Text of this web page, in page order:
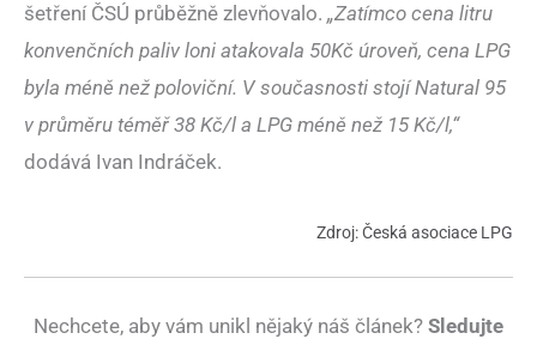
šetření ČSÚ průběžně zlevňovalo. „Zatímco cena litru
konvenčních paliv loni atakovala 50Kč úroveň, cena LPG
byla méně než poloviční. V současnosti stojí Natural 95
v průměru téměř 38 Kč/l a LPG méně než 15 Kč/l,“
dodává Ivan Indráček.
Zdroj: Česká asociace LPG
Nechcete, aby vám unikl nějaký náš článek? Sledujte